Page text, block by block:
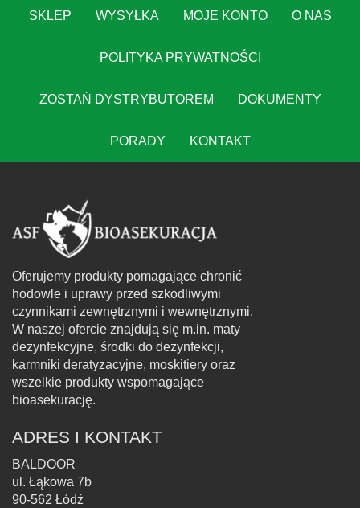
SKLEP WYSYŁKA MOJE KONTO O NAS
POLITYKA PRYWATNOŚCI
ZOSTAŃ DYSTRYBUTOREM DOKUMENTY
PORADY KONTAKT
Oferujemy produkty pomagające chronić
hodowle i uprawy przed szkodliwymi
czynnikami zewnętrznymi i wewnętrznymi.
W naszej ofercie znajdują się m.in. maty
dezynfekcyjne, środki do dezynfekcji,
karmniki deratyzacyjne, moskitiery oraz
wszelkie produkty wspomagające
bioasekurację.
ADRES I KONTAKT
BALDOOR
ul. Łąkowa 7b
90-562 Łódź